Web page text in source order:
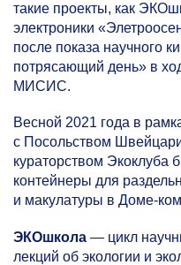
такие проекты, как
электроники
после показа научного
потрясающий день» в
МИСИС.
Весной 2021 года в
с Посольством
кураторством Экоклуба
контейнеры для
и макулатуры в Доме-
ЭКОшкола — цикл
лекций об экологии и